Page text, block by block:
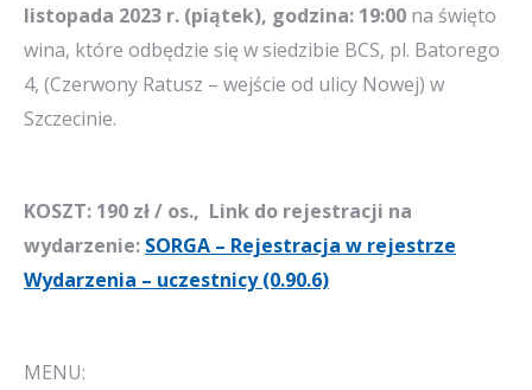
listopada 2023 r. (piątek), godzina: 19:00 na święto
wina, które odbędzie się w siedzibie BCS, pl. Batorego
4, (Czerwony Ratusz – wejście od ulicy Nowej) w
Szczecinie.
KOSZT: 190 zł / os., Link do rejestracji na
wydarzenie: SORGA – Rejestracja w rejestrze
Wydarzenia – uczestnicy (0.90.6)
MENU: